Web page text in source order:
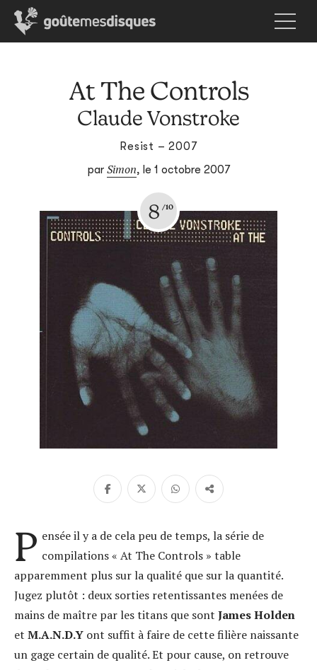
At The Controls
Claude Vonstroke
Resist – 2007
par Simon, le 1 octobre 2007
8
P ensée il y a de cela peu de temps, la série de
compilations « At The Controls » table
apparemment plus sur la qualité que sur la quantité.
Jugez plutôt : deux sorties retentissantes menées de
mains de maître par les titans que sont James Holden
et M.A.N.D.Y ont suffit à faire de cette filière naissante
un gage certain de qualité. Et pour cause, on retrouve